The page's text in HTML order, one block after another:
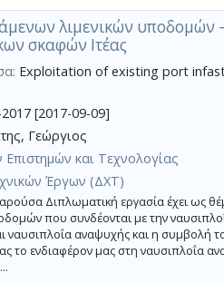
λιμενικών υποδομών
σκαφών Ιτέας
Exploitation of existing port
[2017-09-09]
Γεώργιος
Επιστημών και Τεχνολογίας
Έργων (ΔΧΤ)
Διπλωματική εργασία έχει ως
που συνδέονται με την
ναυσιπλοΐα αναψυχής και η συμβολή
το ενδιαφέρον μας στη ναυσιπλοΐα